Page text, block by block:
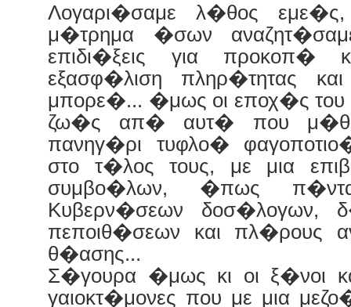
Λογαρι�σαμε λ�θος
μ�τρημα �σων
επιδι�ξεις για προκοπ�
εξασφ�λιση πληρ�τητας
μπορε�... �μως οι εποχ�ς του
ζω�ς απ� αυτ� που
πανηγ�ρι τυφλο�
στο τ�λος τους, με μια
συμβο�λων, �πως
Κυβερν�σεων δοσ�λογων,
πεποιθ�σεων και πλ�ρους
θ�ασης...
Σ�γουρα �μως κι οι ξ�νοι
γαιοκτ�μονες που με μια